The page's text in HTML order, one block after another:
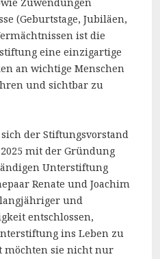
(Geburtstage, Jubiläen,
ist die
eine einzigartige
an wichtige Menschen
und sichtbar zu
der Stiftungsvorstand
mit der Gründung
Unterstiftung
Renate und Joachim
und
entschlossen,
ins Leben zu
möchten sie nicht nur